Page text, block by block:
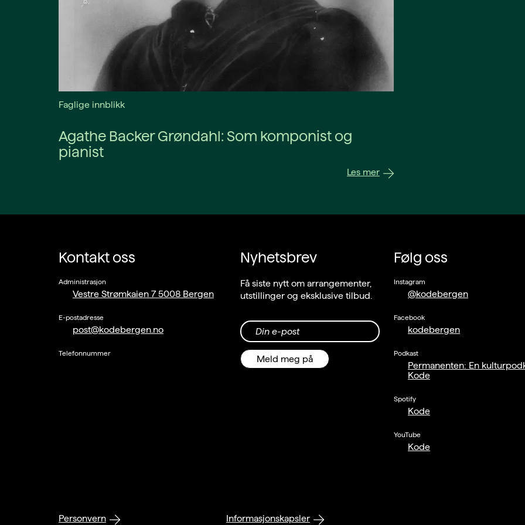
Faglige innblikk
Agathe Backer Grøndahl: Som komponist og
pianist
Les mer
Kontakt oss
Administrasjon
Vestre Strømkaien 7 5008 Bergen
E-postadresse
post@kodebergen.no
Telefonnummer
Nyhetsbrev
Få siste nytt om arrangementer,
utstillinger og eksklusive tilbud.
Din e-post
Meld meg på
Følg oss
Instagram
@kodebergen
Facebook
kodebergen
Podkast
Permanenten: En
Kode
Spotify
Kode
YouTube
Kode
Personvern Informasjonskapsler